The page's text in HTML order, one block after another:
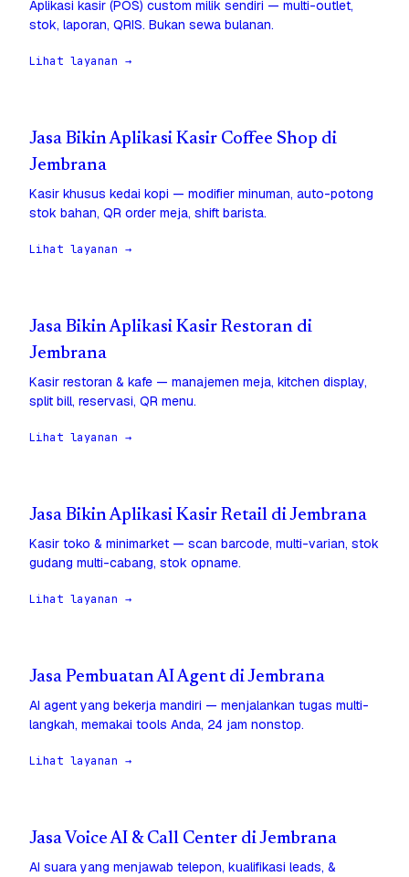
Aplikasi kasir (POS) custom milik sendiri — multi-outlet,
stok, laporan, QRIS. Bukan sewa bulanan.
Lihat layanan →
Jasa Bikin Aplikasi Kasir Coffee Shop di
Jembrana
Kasir khusus kedai kopi — modifier minuman, auto-potong
stok bahan, QR order meja, shift barista.
Lihat layanan →
Jasa Bikin Aplikasi Kasir Restoran di
Jembrana
Kasir restoran & kafe — manajemen meja, kitchen display,
split bill, reservasi, QR menu.
Lihat layanan →
Jasa Bikin Aplikasi Kasir Retail di Jembrana
Kasir toko & minimarket — scan barcode, multi-varian, stok
gudang multi-cabang, stok opname.
Lihat layanan →
Jasa Pembuatan AI Agent di Jembrana
AI agent yang bekerja mandiri — menjalankan tugas multi-
langkah, memakai tools Anda, 24 jam nonstop.
Lihat layanan →
Jasa Voice AI & Call Center di Jembrana
AI suara yang menjawab telepon, kualifikasi leads, &